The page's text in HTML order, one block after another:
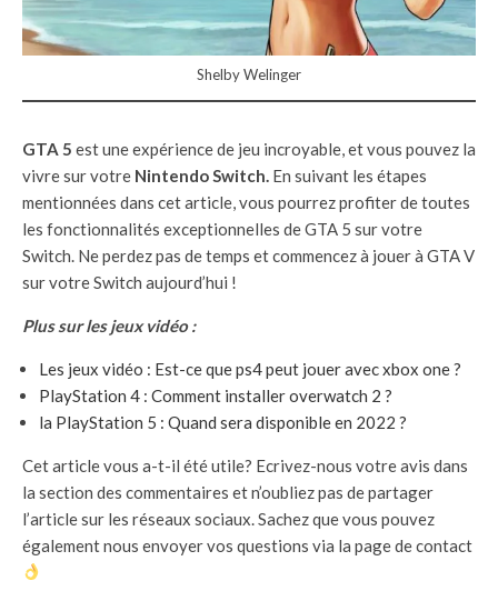
Shelby Welinger
GTA 5 est une expérience de jeu incroyable, et vous pouvez la
vivre sur votre Nintendo Switch. En suivant les étapes
mentionnées dans cet article, vous pourrez profiter de toutes
les fonctionnalités exceptionnelles de GTA 5 sur votre
Switch. Ne perdez pas de temps et commencez à jouer à GTA V
sur votre Switch aujourd’hui !
Plus sur les jeux vidéo :
Les jeux vidéo : Est-ce que ps4 peut jouer avec xbox one ?
PlayStation 4 : Comment installer overwatch 2 ?
la PlayStation 5 : Quand sera disponible en 2022 ?
Cet article vous a-t-il été utile? Ecrivez-nous votre avis dans
la section des commentaires et n’oubliez pas de partager
l’article sur les réseaux sociaux. Sachez que vous pouvez
également nous envoyer vos questions via la page de contact